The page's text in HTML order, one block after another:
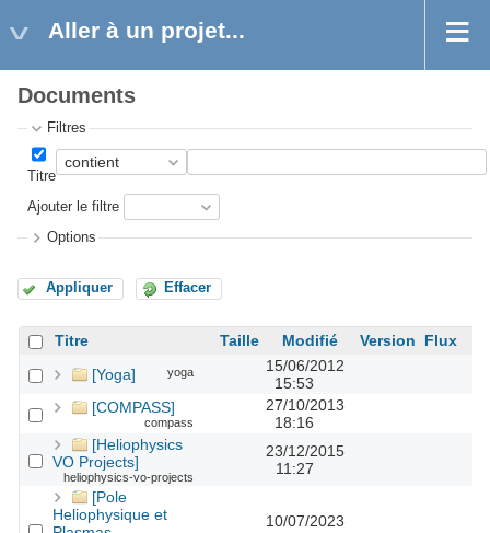
Aller à un projet...
Documents
Filtres
Titre
Ajouter le filtre
Options
Appliquer Effacer
Titre Taille Modifié Version Flux
[Yoga]
yoga
15/06/2012
15:53
[COMPASS]
compass
27/10/2013
18:16
[Heliophysics
VO Projects]
heliophysics-vo-projects
23/12/2015
11:27
[Pole
Heliophysique et
10/07/2023